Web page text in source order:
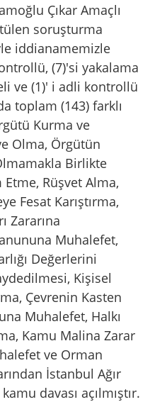
Çıkar Amaçlı
soruşturma
iddianamemizle
(7)'si yakalama
ve (1)' i adli kontrollü
toplam (143) farklı
Kurma ve
Olma, Örgütün
Birlikte
Rüşvet Alma,
Fesat Karıştırma,
Zararına
Muhalefet,
Değerlerini
Kişisel
Çevrenin Kasten
Muhalefet, Halkı
Kamu Malina Zarar
ve Orman
İstanbul Ağır
davası açılmıştır.